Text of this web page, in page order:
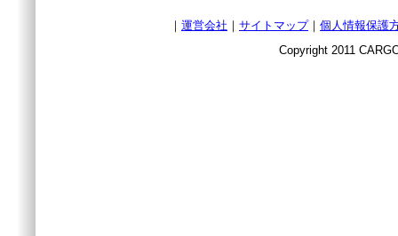
｜ 運営会社 ｜ サイトマップ｜ 個人情報保護
Copyright 2011